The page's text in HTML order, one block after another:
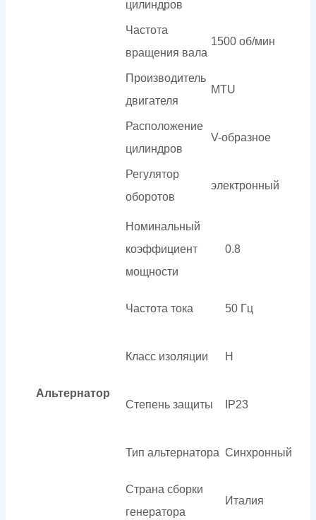
цилиндров
Частота
вращения вала
1500 об/мин
Производитель
двигателя
MTU
Расположение
цилиндров
V-образное
Регулятор
оборотов
электронный
Альтернатор
Номинальный
коэффициент
мощности
0.8
Частота тока 50 Гц
Класс изоляции H
Степень защиты IP23
Тип альтернатора Синхронный
Страна сборки
генератора
Италия